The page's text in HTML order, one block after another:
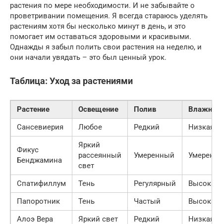
растения по мере необходимости. И не забывайте о
проветривании помещения. Я всегда стараюсь уделять
растениям хотя бы несколько минут в день, и это
помогает им оставаться здоровыми и красивыми.
Однажды я забыл полить свои растения на неделю, и
они начали увядать – это был ценный урок.
Таблица: Уход за растениями
Растение Освещение Полив
Сансевиерия
Любое Редкий Низкая
Фикус
Бенджамина
Яркий
рассеянный
свет
Умеренный
Спатифиллум Тень Регулярный
Высокая
Папоротник
Тень Частый
Высокая
Алоэ Вера
Яркий свет Редкий Низкая